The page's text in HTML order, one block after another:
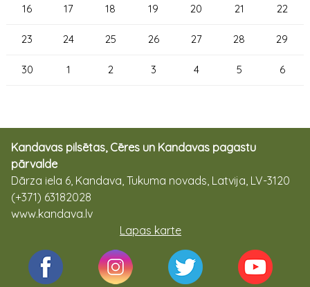
16 17 18 19 20 21 22
23 24 25 26 27 28 29
30 1 2 3 4 5 6
Kandavas pilsētas, Cēres un Kandavas pagastu
pārvalde
Dārza iela 6, Kandava, Tukuma novads, Latvija, LV-3120
(+371) 63182028
www.kandava.lv
Lapas karte